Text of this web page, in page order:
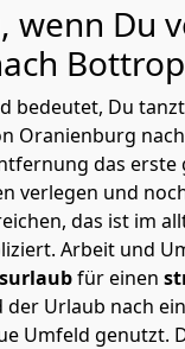
wenn Du
Bottrop
bedeutet, Du
Oranienburg
das erste
verlegen und
das ist im
Arbeit und
für einen
der Urlaub nach
Umfeld genutzt.